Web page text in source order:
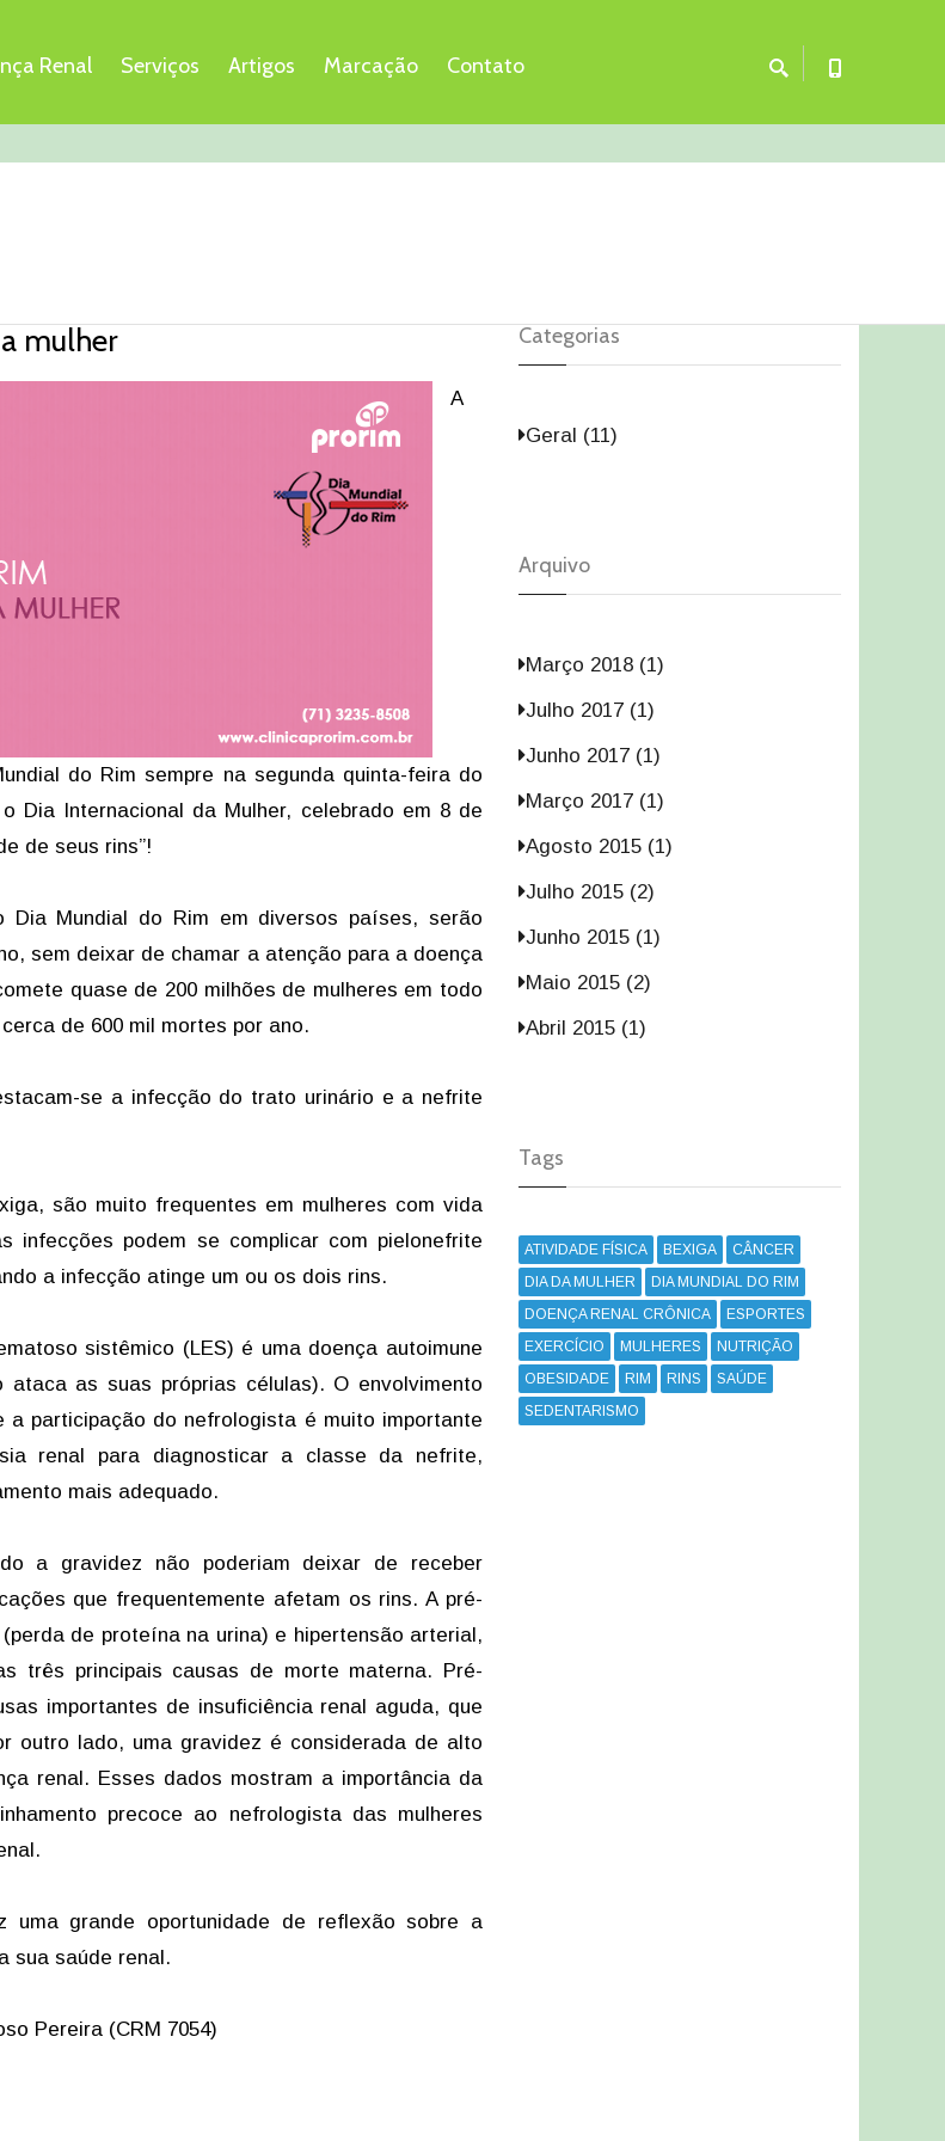
Renal Serviços Artigos Marcação Contato
mulher
A
do Rim sempre na segunda quinta-feira do
Dia Internacional da Mulher, celebrado em 8 de
de seus rins”!
Dia Mundial do Rim em diversos países, serão
sem deixar de chamar a atenção para a doença
quase de 200 milhões de mulheres em todo
de 600 mil mortes por ano.
se a infecção do trato urinário e a nefrite
são muito frequentes em mulheres com vida
infecções podem se complicar com pielonefrite
a infecção atinge um ou os dois rins.
sistêmico (LES) é uma doença autoimune
as suas próprias células). O envolvimento
participação do nefrologista é muito importante
renal para diagnosticar a classe da nefrite,
mais adequado.
a gravidez não poderiam deixar de receber
que frequentemente afetam os rins. A pré-
de proteína na urina) e hipertensão arterial,
três principais causas de morte materna. Pré-
importantes de insuficiência renal aguda, que
outro lado, uma gravidez é considerada de alto
renal. Esses dados mostram a importância da
precoce ao nefrologista das mulheres
uma grande oportunidade de reflexão sobre a
sua saúde renal.
Pereira (CRM 7054)
Categorias
Geral (11)
Arquivo
Março 2018 (1)
Julho 2017 (1)
Junho 2017 (1)
Março 2017 (1)
Agosto 2015 (1)
Julho 2015 (2)
Junho 2015 (1)
Maio 2015 (2)
Abril 2015 (1)
Tags
ATIVIDADE FÍSICA BEXIGA
CÂNCER
DIA DA MULHER
DIA MUNDIAL DO RIM
DOENÇA RENAL CRÔNICA
ESPORTES
EXERCÍCIO
MULHERES
NUTRIÇÃO
OBESIDADE
RIM RINS
SAÚDE
SEDENTARISMO